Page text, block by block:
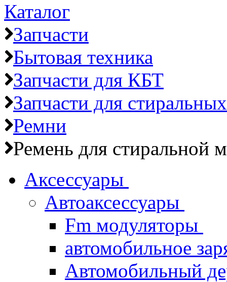
Каталог
Запчасти
Бытовая техника
Запчасти для КБТ
Запчасти для
Ремни
Ремень для стиральной
Аксессуары
Автоаксессуары
Fm модуляторы
автомобильное
Автомобильный